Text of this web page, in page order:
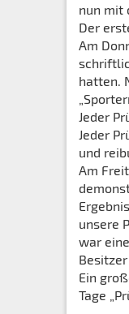
nun mit
Der
Am
hatten.
Jeder
Jeder
und
Am
unsere
war
Ein
Tage